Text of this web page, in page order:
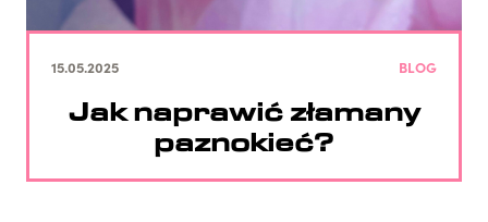
15.05.2025 BLOG
Jak naprawić złamany
paznokieć?